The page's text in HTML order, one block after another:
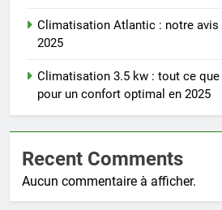
Climatisation Atlantic : notre avis
2025
Climatisation 3.5 kw : tout ce
pour un confort optimal en 2025
Recent Comments
Aucun commentaire à afficher.